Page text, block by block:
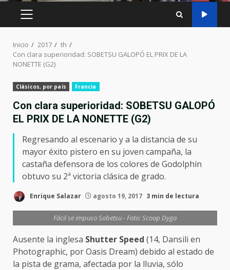
MENÚ
Inicio 2017
th
Con clara superioridad: SOBETSU GALOPÓ EL PRIX DE LA
NONETTE (G2)
Clásicos, por país Francia
Con clara superioridad: SOBETSU GALOPÓ
EL PRIX DE LA NONETTE (G2)
Regresando al escenario y a la distancia de su
mayor éxito pistero en su joven campaña, la
castaña defensora de los colores de Godolphin
obtuvo su 2ª victoria clásica de grado.
Enrique Salazar agosto 19, 2017 3 min de lectura
Fácil se impuso Sobetsu - Foto: Scoop Dyga
Ausente la inglesa Shutter Speed (14, Dansili en
Photographic, por Oasis Dream) debido al estado de
la pista de grama, afectada por la lluvia, sólo